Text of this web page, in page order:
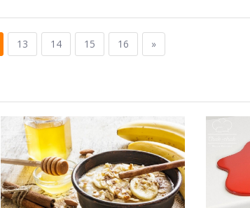
13 14 15 16 »